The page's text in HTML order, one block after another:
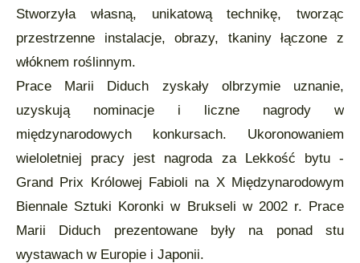
Stworzyła własną, unikatową technikę, tworząc
przestrzenne instalacje, obrazy, tkaniny łączone z
włóknem roślinnym.
Prace Marii Diduch zyskały olbrzymie uznanie,
uzyskują nominacje i liczne nagrody w
międzynarodowych konkursach. Ukoronowaniem
wieloletniej pracy jest nagroda za Lekkość bytu -
Grand Prix Królowej Fabioli na X Międzynarodowym
Biennale Sztuki Koronki w Brukseli w 2002 r. Prace
Marii Diduch prezentowane były na ponad stu
wystawach w Europie i Japonii.